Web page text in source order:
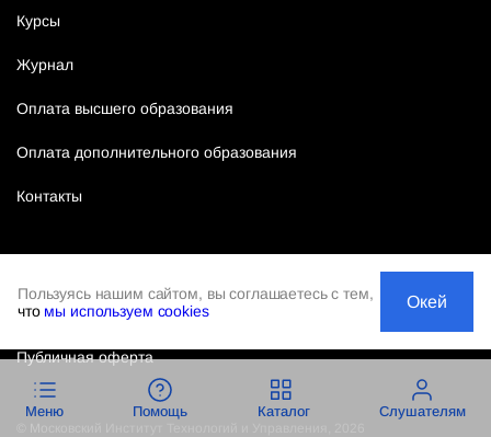
Меню Помощь Каталог Слушателям
Пользуясь нашим сайтом, вы соглашаетесь с тем,
что мы используем cookies Окей
Политика конфиденциальности
Публичная оферта
Курсы
Журнал
Оплата высшего образования
Оплата дополнительного образования
Контакты